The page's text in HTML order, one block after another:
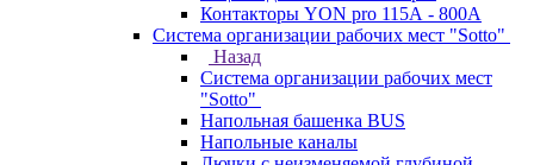
Контакторы YON pro 115А - 800А
Система организации рабочих мест "Sotto"
Назад
Система организации рабочих мест
"Sotto"
Напольная башенка BUS
Напольные каналы